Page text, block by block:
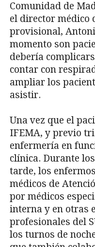
Comunidad de
el director médico
provisional,
momento son
debería
contar con
ampliar los
asistir.
Una vez que el
IFEMA, y previo
enfermería en
clínica. Durante
tarde, los
médicos de
por médicos
interna y en otras
profesionales del
los turnos de